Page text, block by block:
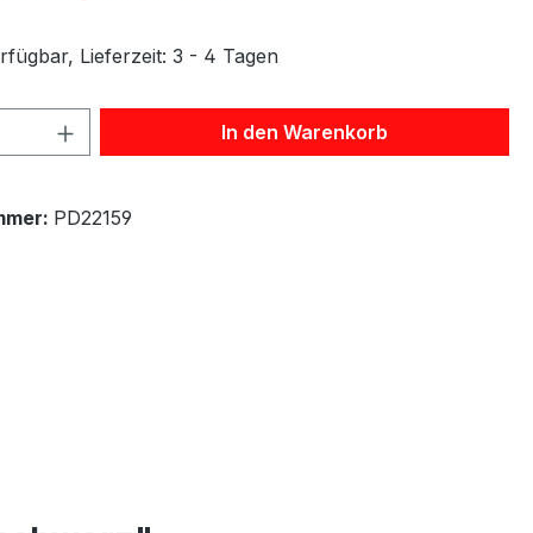
Lieferzeit: 3 - 4 Tagen
Anzahl: Gib den gewünschten Wert
In den Warenkorb
PD22159